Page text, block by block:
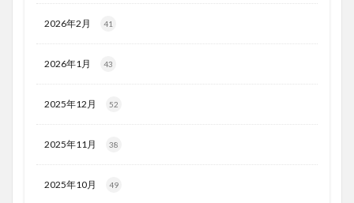
2026年2月 41
2026年1月 43
2025年12月 52
2025年11月 38
2025年10月 49